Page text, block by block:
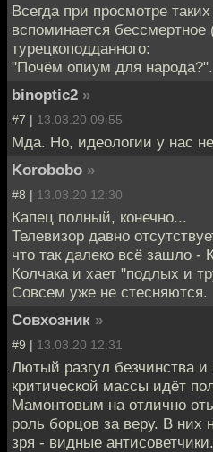
Всегда при просмотре
вспоминается
турецкоподданного:
"Почём опиум для народа?".
binoptic2 »
#7 | 13.03.20 09:55
Мда. Но, идеологии у нас
Korobobo »
#8 | 13.03.20 12:30
Капец полный, конечно...
Телевизор давно
что так далеко всё зашло -
Колчака и хает "подлых и
Совсем уже не стесняются.
Совхозник »
#9 | 13.03.20 12:31
Лютый разгул безчинства
критической массы идёт
Мамонтовым на отлично
роль борцов за веру. В них
зря - видные антисоветчики.